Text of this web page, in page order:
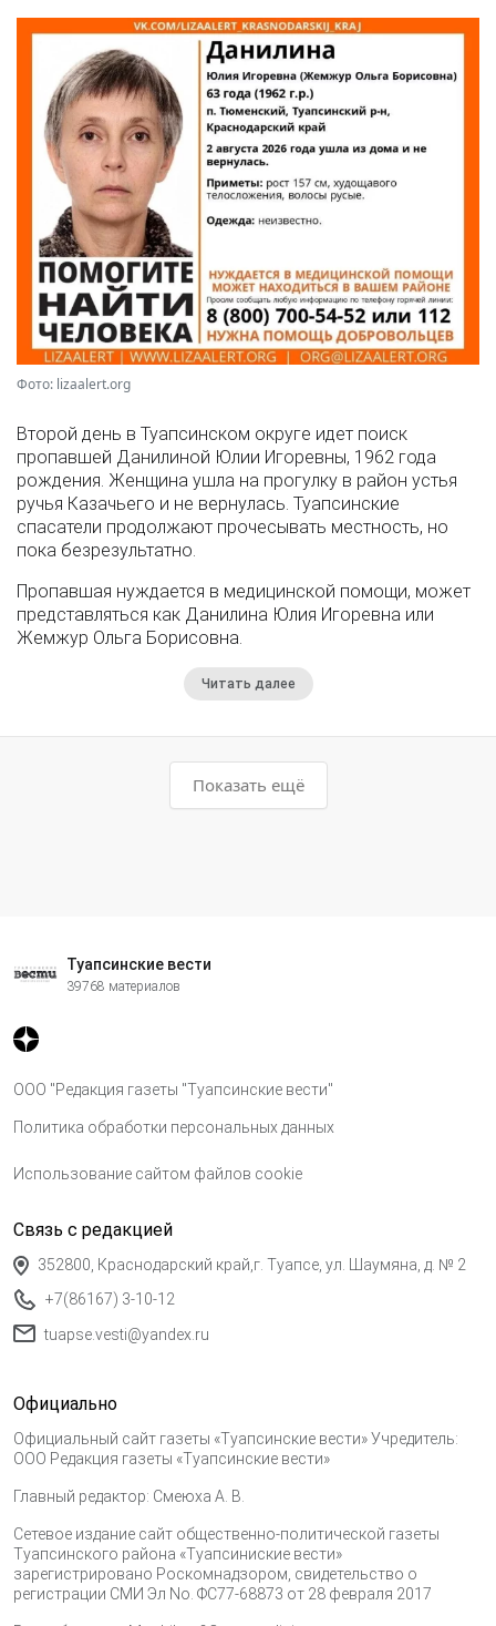
Фото: lizaalert.org
Второй день в Туапсинском округе идет поиск
пропавшей Данилиной Юлии Игоревны, 1962 года
рождения. Женщина ушла на прогулку в район устья
ручья Казачьего и не вернулась. Туапсинские
спасатели продолжают прочесывать местность, но
пока безрезультатно.
Пропавшая нуждается в медицинской помощи, может
представляться как Данилина Юлия Игоревна или
Жемжур Ольга Борисовна.
Читать далее
Показать ещё
Туапсинские вести
39768 материалов
ООО "Редакция газеты "Туапсинские вести"
Политика обработки персональных данных
Использование сайтом файлов cookie
Связь с редакцией
352800, Краснодарский край,г. Туапсе, ул. Шаумяна, д. № 2
+7(86167) 3-10-12
tuapse.vesti@yandex.ru
Официально
Официальный сайт газеты «Туапсинские вести» Учредитель:
ООО Редакция газеты «Туапсинские вести»
Главный редактор: Смеюха А. В.
Сетевое издание сайт общественно-политической газеты
Туапсинского района «Туапсиниские вести»
зарегистрировано Роскомнадзором, свидетельство о
регистрации СМИ Эл No. ФС77-68873 от 28 февраля 2017